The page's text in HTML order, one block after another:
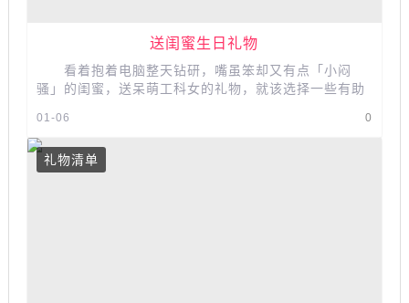
送闺蜜生日礼物
看着抱着电脑整天钻研，嘴虽笨却又有点「小闷
骚」的闺蜜，送呆萌工科女的礼物，就该选择一些有助
0
01-06
礼物清单